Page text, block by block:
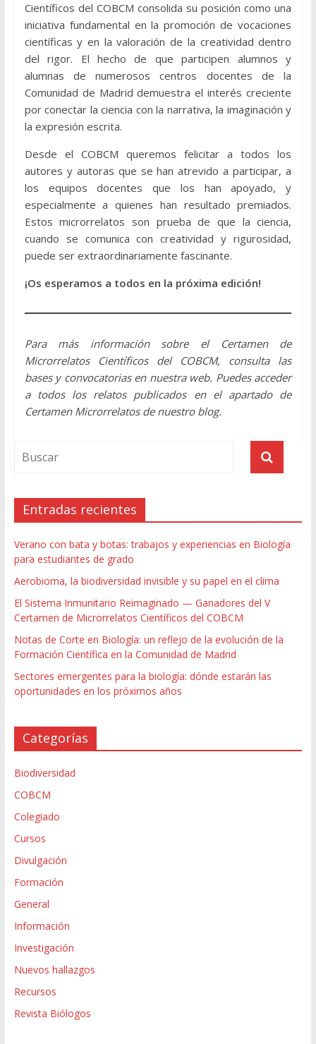
Científicos del COBCM consolida su posición como una
iniciativa fundamental en la promoción de vocaciones
científicas y en la valoración de la creatividad dentro
del rigor. El hecho de que participen alumnos y
alumnas de numerosos centros docentes de la
Comunidad de Madrid demuestra el interés creciente
por conectar la ciencia con la narrativa, la imaginación y
la expresión escrita.
Desde el COBCM queremos felicitar a todos los
autores y autoras que se han atrevido a participar, a
los equipos docentes que los han apoyado, y
especialmente a quienes han resultado premiados.
Estos microrrelatos son prueba de que la ciencia,
cuando se comunica con creatividad y rigurosidad,
puede ser extraordinariamente fascinante.
¡Os esperamos a todos en la próxima edición!
Para más información sobre el Certamen de
Microrrelatos Científicos del COBCM, consulta las
bases y convocatorias en nuestra web. Puedes acceder
a todos los relatos publicados en el apartado de
Certamen Microrrelatos de nuestro blog.
Entradas recientes
Verano con bata y botas: trabajos y experiencias en Biología
para estudiantes de grado
Aerobioma, la biodiversidad invisible y su papel en el clima
El Sistema Inmunitario Reimaginado — Ganadores del V
Certamen de Microrrelatos Científicos del COBCM
Notas de Corte en Biología: un reflejo de la evolución de la
Formación Científica en la Comunidad de Madrid
Sectores emergentes para la biología: dónde estarán las
oportunidades en los próximos años
Categorías
Biodiversidad
COBCM
Colegiado
Cursos
Divulgación
Formación
General
Información
Investigación
Nuevos hallazgos
Recursos
Revista Biólogos